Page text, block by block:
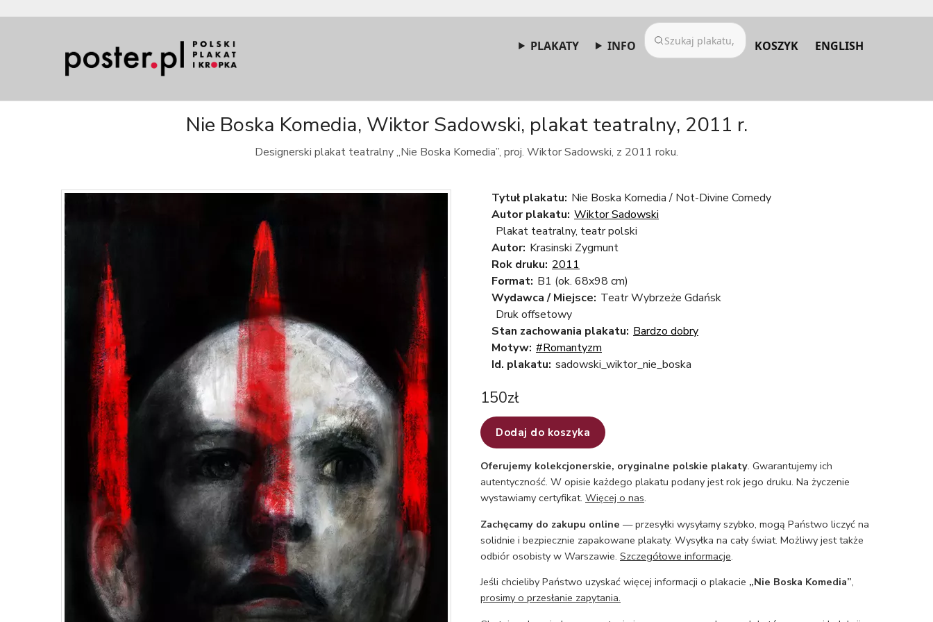
PLAKATY INFO KOSZYK ENGLISH
Nie Boska Komedia, Wiktor Sadowski, plakat teatralny, 2011 r.
Designerski plakat teatralny „Nie Boska Komedia”, proj. Wiktor Sadowski, z 2011 roku.
Tytuł plakatu: Nie Boska Komedia / Not-Divine Comedy
Autor plakatu: Wiktor Sadowski
Plakat teatralny, teatr polski
Autor: Krasinski Zygmunt
Rok druku: 2011
Format: B1 (ok. 68x98 cm)
Wydawca / Miejsce: Teatr Wybrzeże Gdańsk
Druk offsetowy
Stan zachowania plakatu: Bardzo dobry
Motyw: #Romantyzm
Id. plakatu: sadowski_wiktor_nie_boska
150zł
Dodaj do koszyka
Oferujemy kolekcjonerskie, oryginalne polskie plakaty. Gwarantujemy ich
autentyczność. W opisie każdego plakatu podany jest rok jego druku. Na życzenie
wystawiamy certyfikat. Więcej o nas.
Zachęcamy do zakupu online — przesyłki wysyłamy szybko, mogą Państwo liczyć na
solidnie i bezpiecznie zapakowane plakaty. Wysyłka na cały świat. Możliwy jest także
odbiór osobisty w Warszawie. Szczegółowe informacje.
Jeśli chcieliby Państwo uzyskać więcej informacji o plakacie „Nie Boska Komedia”,
prosimy o przesłanie zapytania.